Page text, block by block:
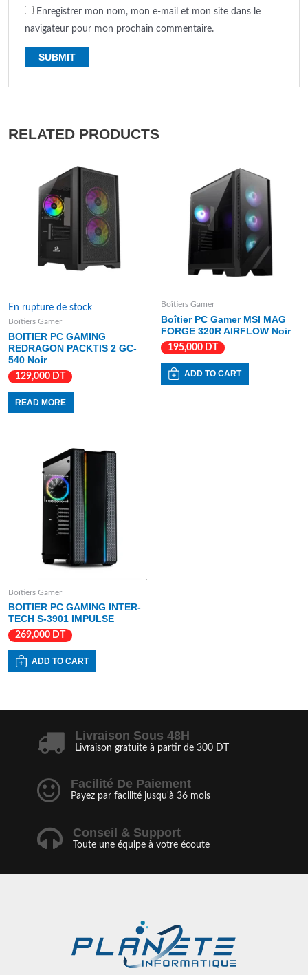
Enregistrer mon nom, mon e-mail et mon site dans le
navigateur pour mon prochain commentaire.
RELATED PRODUCTS
En rupture de stock
Boîtiers Gamer
BOITIER PC GAMING
REDRAGON PACKTIS 2 GC-
540 Noir
129,000 DT
READ MORE
Boîtiers Gamer
Boîtier PC Gamer MSI MAG
FORGE 320R AIRFLOW Noir
195,000 DT
ADD TO CART
Boîtiers Gamer
BOITIER PC GAMING INTER-
TECH S-3901 IMPULSE
269,000 DT
ADD TO CART
Livraison Sous 48H
Livraison gratuite à partir de 300 DT
Facilité De Paiement
Payez par facilité jusqu'à 36 mois
Conseil & Support
Toute une équipe à votre écoute